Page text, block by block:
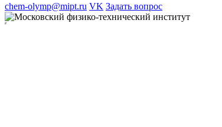
chem-olymp@mipt.ru VK Задать вопрос